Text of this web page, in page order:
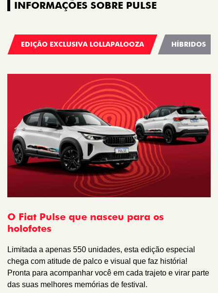
INFORMAÇÕES SOBRE PULSE
EDIÇÃO EXCLUSIVA LOLLAPALOOZA HÍBRIDOS
O Fiat Pulse que nasceu para os
holofotes
Limitada a apenas 550 unidades, esta edição especial
chega com atitude de palco e visual que faz história!
Pronta para acompanhar você em cada trajeto e virar parte
das suas melhores memórias de festival.